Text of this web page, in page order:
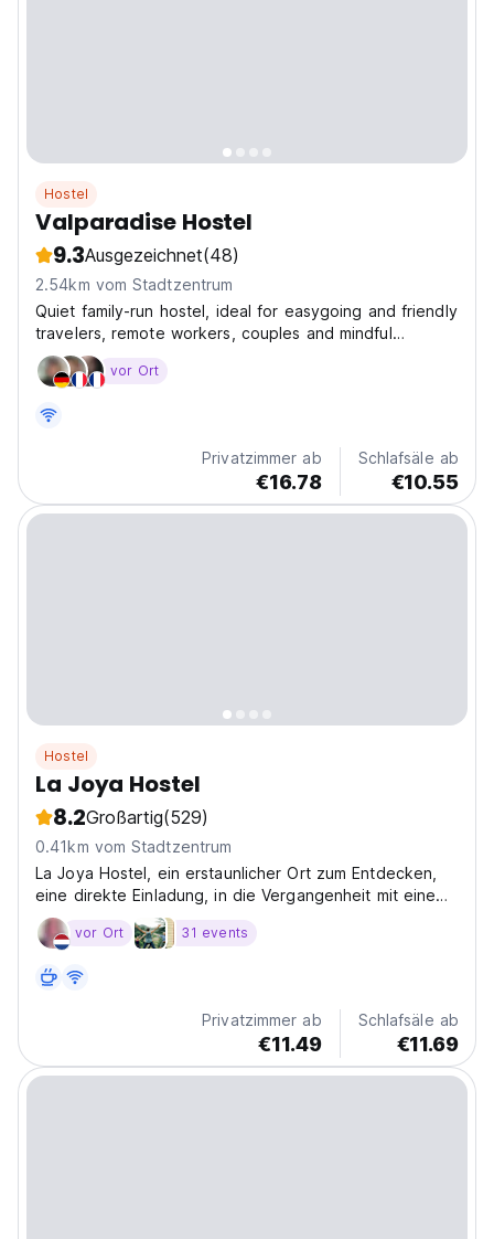
Hostel
Valparadise Hostel
9.3Ausgezeichnet(48)
2.54km vom Stadtzentrum
Quiet family-run hostel, ideal for easygoing and friendly
travelers, remote workers, couples and mindful
travelers. Most of our guests come from different parts
of Europe and North America, who love the homey
vor Ort
Privatzimmer ab
€16.78
Schlafsäle ab
€10.55
Hostel
La Joya Hostel
8.2Großartig(529)
0.41km vom Stadtzentrum
La Joya Hostel, ein erstaunlicher Ort zum Entdecken,
eine direkte Einladung, in die Vergangenheit mit einem
modernen Touch zu reisen.
vor Ort 31 events
Privatzimmer ab
€11.49
Schlafsäle ab
€11.69